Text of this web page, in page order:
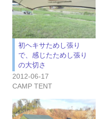
初ヘキサためし張り
で、感じたためし張り
の大切さ
2012-06-17
CAMP TENT